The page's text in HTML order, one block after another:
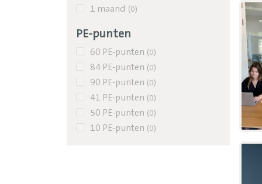
1 maand (0)
PE-punten
60 PE-punten (0)
84 PE-punten (0)
90 PE-punten (0)
41 PE-punten (0)
50 PE-punten (0)
10 PE-punten (0)